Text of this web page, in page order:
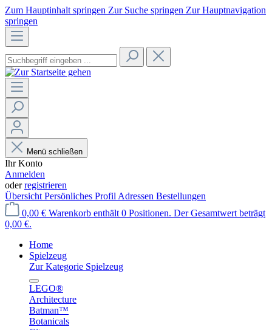
Zum Hauptinhalt springen Zur Suche springen Zur Hauptnavigation
springen
Menü schließen
Ihr Konto
Anmelden
oderregistrieren
Übersicht Persönliches Profil Adressen Bestellungen
0,00 € Warenkorb enthält 0 Positionen. Der Gesamtwert beträgt
0,00 €.
Home
Spielzeug
Zur Kategorie Spielzeug
LEGO®
Architecture
Batman™
Botanicals